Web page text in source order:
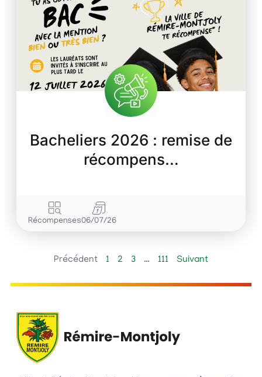
Bacheliers 2026 : remise de
récompens…
Récompenses06/07/26
Précédent 1 2 3 … 111 Suivant